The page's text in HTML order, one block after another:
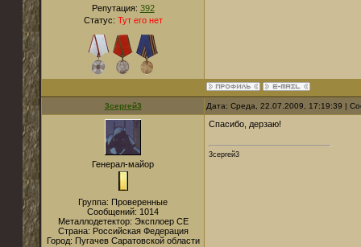
Репутация: 392
Статус: Тут его нет
3сергей3 Дата: Среда, 22.07.2009, 17:19:39 |
Генерал-майор
Группа: Проверенные
Сообщений: 1014
Металлодетектор: Эксплоер СЕ
Страна: Российская Федерация
Город: Пугачев Саратовской области
Спасибо, дерзаю!
3сергей3